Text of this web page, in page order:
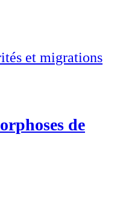
et migrations
de